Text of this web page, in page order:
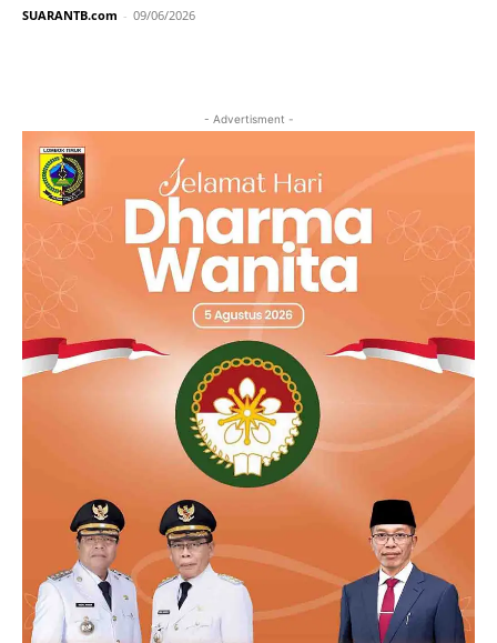
SUARANTB.com - 09/06/2026
- Advertisment -